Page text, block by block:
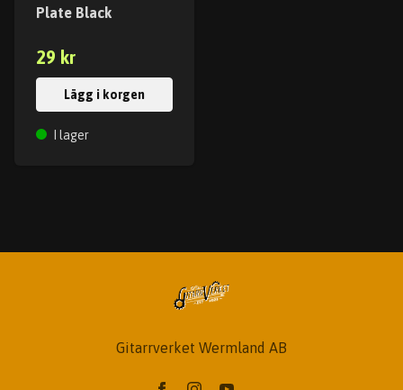
Plate Black
29 kr
Lägg i korgen
I lager
Gitarrverket Wermland AB